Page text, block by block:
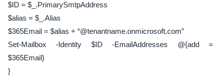
$ID = $_.PrimarySmtpAddress
$alias = $_.Alias
​​$365Email = $alias + “@tenantname.onmicrosoft.com”
Set-Mailbox -Identity $ID -EmailAddresses @{add =
$365Email}
}